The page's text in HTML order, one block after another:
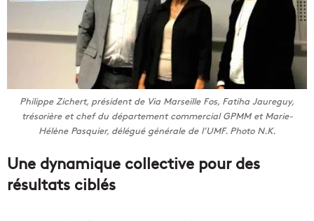
Philippe Zichert, président de Via Marseille Fos, Fatiha Jaureguy,
trésorière et chef du département commercial GPMM et Marie-
Hélène Pasquier, délégué générale de l’UMF. Photo N.K.
Une dynamique collective pour des
résultats ciblés